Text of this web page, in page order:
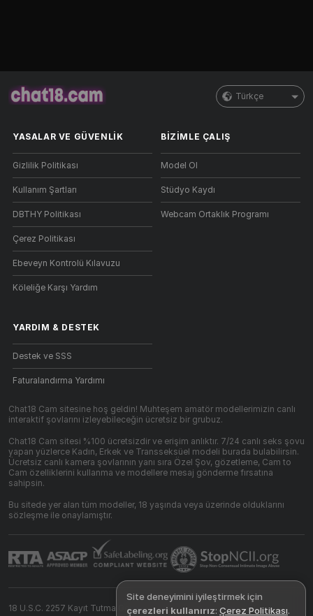
Türkçe
YASALAR VE GÜVENLIK
Gizlilik Politikası
Kullanım Şartları
DBTHY Politikası
Çerez Politikası
Ebeveyn Kontrolü Kılavuzu
Köleliğe Karşı Yardım
BIZIMLE ÇALIŞ
Model Ol
Stüdyo Kaydı
Webcam Ortaklık Programı
YARDIM & DESTEK
Destek ve SSS
Faturalandırma Yardımı
Chat18 Cam sitesine hoş geldin! Muhteşem amatör modellerimizin canlı
interaktif şovlarını izleyebileceğin ücretsiz bir grubuz.
Chat18 Cam sitesi %100 ücretsizdir ve erişim anlıktır. 7/24 canlı seks şovu
yapan yüzlerce Kadın, Erkek ve Transseksüel modeli burada bulabilirsin.
Ücretsiz canlı kamera şovlarının yanı sıra Özel Şov, gözetleme, Cam to
Cam özelliklerini kullanma ve modellere mesaj gönderme fırsatına
sahipsin.
Bu sitede yer alan tüm modeller, 18 yaşında veya üzerinde olduklarını
sözleşme ile onaylamıştır.
18 U.S.C. 2257 Kayıt Tutma Gereksinimleri Uyumluluk Beyanı
Site deneyimini iyileştirmek için
çerezleri kullanırız: Çerez Politikası.